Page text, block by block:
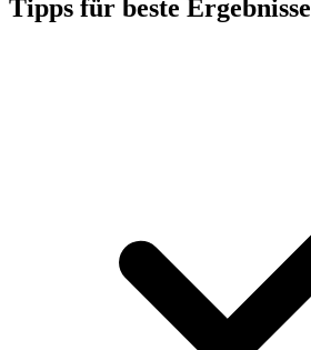
Tipps für beste Ergebnisse